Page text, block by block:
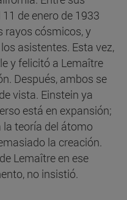
de enero de 1933
rayos cósmicos, y
asistentes. Esta vez,
y felicitó a Lemaître
Después, ambos se
vista. Einstein ya
está en expansión;
la teoría del átomo
la creación.
Lemaître en ese
no insistió.